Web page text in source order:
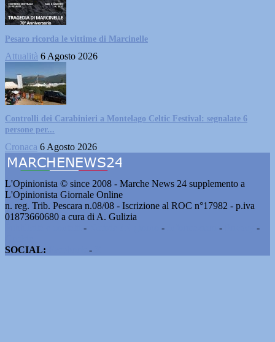
Pesaro ricorda le vittime di Marcinelle
Attualità 6 Agosto 2026
Controlli dei Carabinieri a Montelago Celtic Festival: segnalate 6
persone per...
Cronaca 6 Agosto 2026
L'Opinionista © since 2008 - Marche News 24 supplemento a
L'Opinionista Giornale Online
n. reg. Trib. Pescara n.08/08 - Iscrizione al ROC n°17982 - p.iva
01873660680 a cura di A. Gulizia
- - -
-
SOCIAL:
-